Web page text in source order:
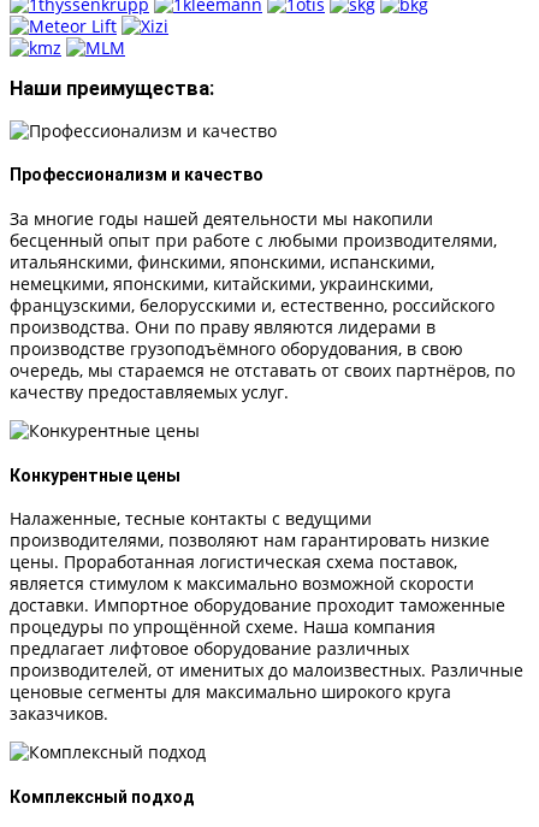
Наши преимущества:
Профессионализм и качество
За многие годы нашей деятельности мы накопили
бесценный опыт при работе с любыми производителями,
итальянскими, финскими, японскими, испанскими,
немецкими, японскими, китайскими, украинскими,
французскими, белорусскими и, естественно, российского
производства. Они по праву являются лидерами в
производстве грузоподъёмного оборудования, в свою
очередь, мы стараемся не отставать от своих партнёров, по
качеству предоставляемых услуг.
Конкурентные цены
Налаженные, тесные контакты с ведущими
производителями, позволяют нам гарантировать низкие
цены. Проработанная логистическая схема поставок,
является стимулом к максимально возможной скорости
доставки. Импортное оборудование проходит таможенные
процедуры по упрощённой схеме. Наша компания
предлагает лифтовое оборудование различных
производителей, от именитых до малоизвестных. Различные
ценовые сегменты для максимально широкого круга
заказчиков.
Комплексный подход